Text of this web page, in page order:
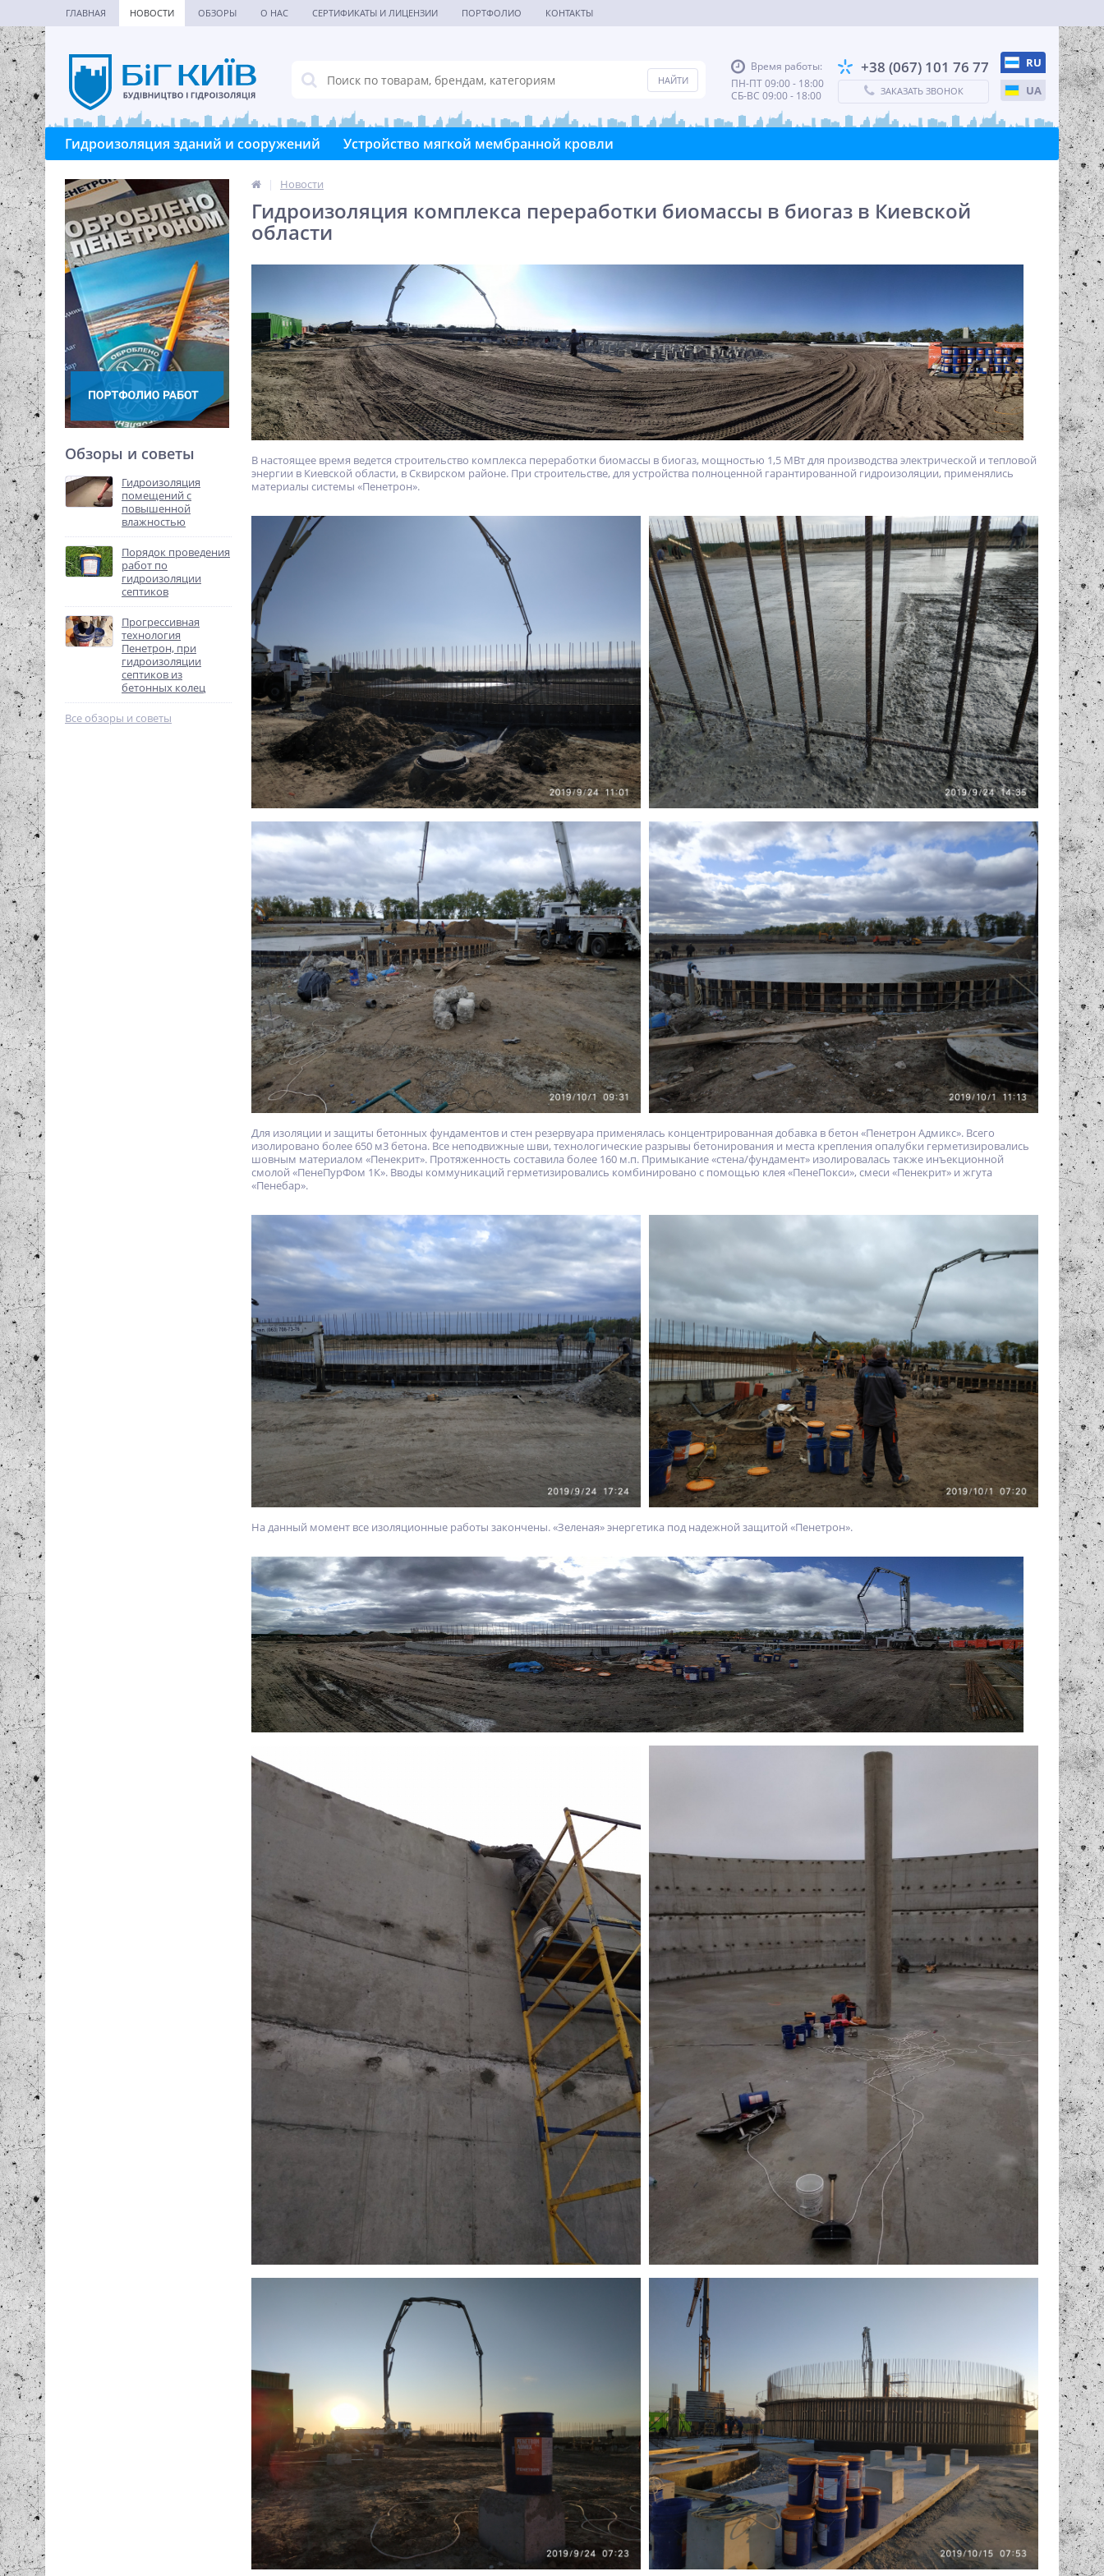
ГЛАВНАЯ НОВОСТИ ОБЗОРЫ О НАС СЕРТИФИКАТЫ И ЛИЦЕНЗИИ ПОРТФОЛИО КОНТАКТЫ
Время работы:
ПН-ПТ 09:00 - 18:00
СБ-ВС 09:00 - 18:00
+38 (067) 101 76 77
ЗАКАЗАТЬ ЗВОНОК
RU
UA
Гидроизоляция зданий и сооружений Устройство мягкой мембранной кровли
Обзоры и советы
Гидроизоляция
помещений с
повышенной
влажностью
Порядок проведения
работ по
гидроизоляции
септиков
Прогрессивная
технология
Пенетрон, при
гидроизоляции
септиков из
бетонных колец
Все обзоры и советы
| Новости
Гидроизоляция комплекса переработки биомассы в биогаз в Киевской
области
В настоящее время ведется строительство комплекса переработки биомассы в биогаз, мощностью 1,5 МВт для производства электрической и тепловой
энергии в Киевской области, в Сквирском районе. При строительстве, для устройства полноценной гарантированной гидроизоляции, применялись
материалы системы «Пенетрон».
Для изоляции и защиты бетонных фундаментов и стен резервуара применялась концентрированная добавка в бетон «Пенетрон Адмикс». Всего
изолировано более 650 м3 бетона. Все неподвижные шви, технологические разрывы бетонирования и места крепления опалубки герметизировались
шовным материалом «Пенекрит». Протяженность составила более 160 м.п. Примыкание «стена/фундамент» изолировалась также инъекционной
смолой «ПенеПурФом 1К». Вводы коммуникаций герметизировались комбинировано с помощью клея «ПенеПокси», смеси «Пенекрит» и жгута
«Пенебар».
На данный момент все изоляционные работы закончены. «Зеленая» энергетика под надежной защитой «Пенетрон».